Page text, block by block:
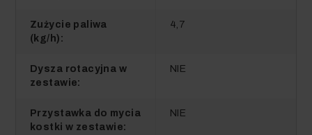
Zużycie paliwa
(kg/h):
4,7
Dysza rotacyjna w
zestawie:
NIE
Przystawka do mycia
kostki w zestawie:
NIE